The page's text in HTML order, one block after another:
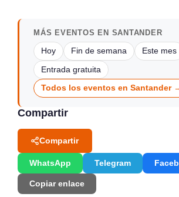
MÁS EVENTOS EN SANTANDER
Hoy Fin de semana Este mes
Entrada gratuita
Todos los eventos en Santander
Compartir
Compartir
WhatsApp Telegram
Copiar enlace